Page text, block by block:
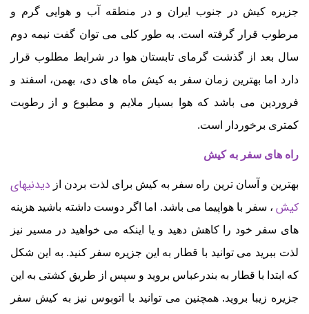
جزیره کیش در جنوب ایران و در منطقه آب و هوایی گرم و
مرطوب قرار گرفته است. به طور کلی می توان گفت نیمه دوم
سال بعد از گذشت گرمای تابستان هوا در شرایط مطلوب قرار
دارد اما بهترین زمان سفر به کیش ماه های دی، بهمن، اسفند و
فروردین می باشد که هوا بسیار ملایم و مطبوع و از رطوبت
کمتری برخوردار است.
راه های سفر به کیش
بهترین و آسان ترین راه سفر به کیش برای لذت بردن از دیدنیهای
کیش ، سفر با هواپیما می باشد. اما اگر دوست داشته باشید هزینه
های سفر خود را کاهش دهید و یا اینکه می خواهید در مسیر نیز
لذت ببرید می توانید با قطار به این جزیره سفر کنید. به این شکل
که ابتدا با قطار به بندرعباس بروید و سپس از طریق کشتی به این
جزیره زیبا بروید. همچنین می توانید با اتوبوس نیز به کیش سفر